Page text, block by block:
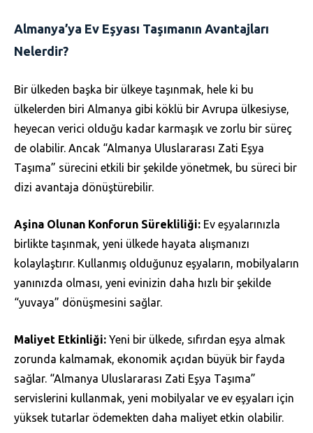
Almanya’ya Ev Eşyası Taşımanın Avantajları
Nelerdir?
Bir ülkeden başka bir ülkeye taşınmak, hele ki bu
ülkelerden biri Almanya gibi köklü bir Avrupa ülkesiyse,
heyecan verici olduğu kadar karmaşık ve zorlu bir süreç
de olabilir. Ancak “Almanya Uluslararası Zati Eşya
Taşıma” sürecini etkili bir şekilde yönetmek, bu süreci bir
dizi avantaja dönüştürebilir.
Aşina Olunan Konforun Sürekliliği: Ev eşyalarınızla
birlikte taşınmak, yeni ülkede hayata alışmanızı
kolaylaştırır. Kullanmış olduğunuz eşyaların, mobilyaların
yanınızda olması, yeni evinizin daha hızlı bir şekilde
“yuvaya” dönüşmesini sağlar.
Maliyet Etkinliği: Yeni bir ülkede, sıfırdan eşya almak
zorunda kalmamak, ekonomik açıdan büyük bir fayda
sağlar. “Almanya Uluslararası Zati Eşya Taşıma”
servislerini kullanmak, yeni mobilyalar ve ev eşyaları için
yüksek tutarlar ödemekten daha maliyet etkin olabilir.